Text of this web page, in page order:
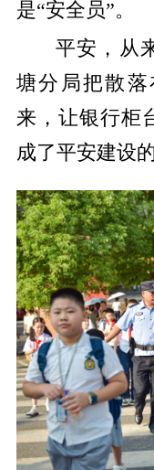
是“安全员”。
平安，从
塘分局把散
来，让银行柜
成了平安建设